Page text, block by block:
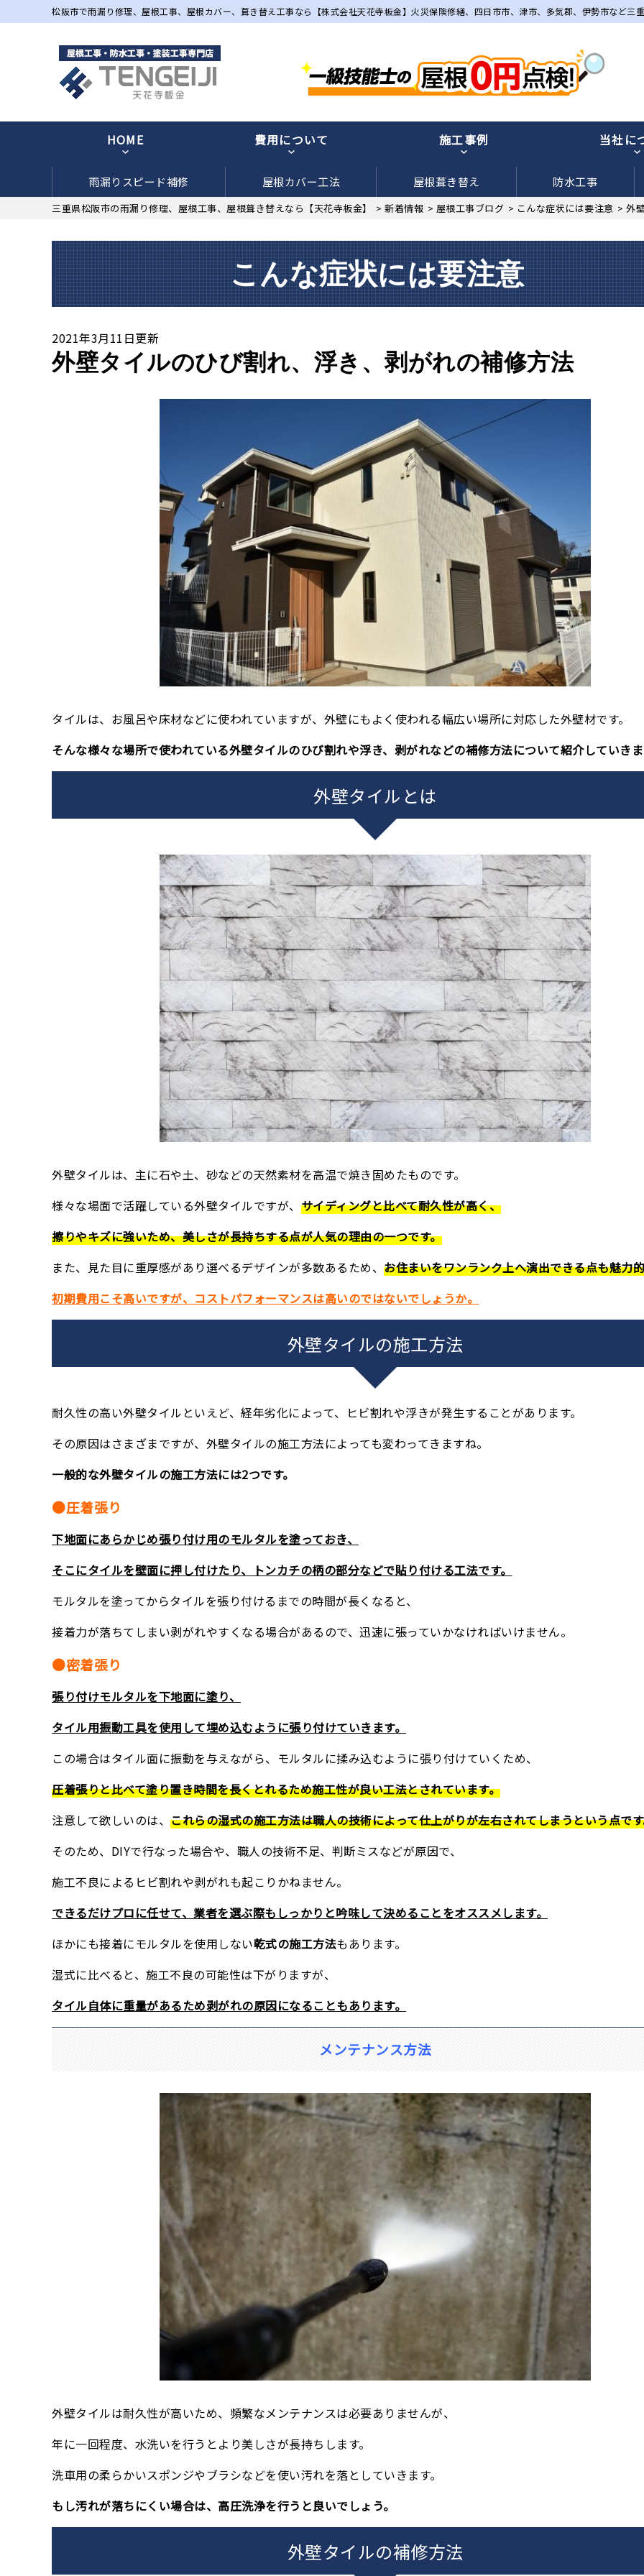
松阪市で雨漏り修理、屋根工事、屋根カバー、葺き替え工事なら【株式会社天花寺板金】火災保険修繕、四日市市、津市、多気郡、伊勢市など三
HOME 費用について 施工事例 当社に
雨漏りスピード補修 屋根カバー工法 屋根葺き替え 防水工事
三重県松阪市の雨漏り修理、屋根工事、屋根葺き替えなら【天花寺板金】 > 新着情報 > 屋根工事ブログ > こんな症状には要注意 > 外
こんな症状には要注意
2021年3月11日更新
外壁タイルのひび割れ、浮き、剥がれの補修方法
タイルは、お風呂や床材などに使われていますが、外壁にもよく使われる幅広い場所に対応した外壁材です。
そんな様々な場所で使われている外壁タイルのひび割れや浮き、剥がれなどの補修方法について紹介していき
外壁タイルとは
外壁タイルは、主に石や土、砂などの天然素材を高温で焼き固めたものです。
様々な場面で活躍している外壁タイルですが、 サイディングと比べて耐久性が高く、
擦りやキズに強いため、美しさが長持ちする点が人気の理由の一つです。
また、見た目に重厚感があり選べるデザインが多数あるため、 お住まいをワンランク上へ演出できる点も魅力
初期費用こそ高いですが、コストパフォーマンスは高いのではないでしょうか。
外壁タイルの施工方法
耐久性の高い外壁タイルといえど、経年劣化によって、ヒビ割れや浮きが発生することがあります。
その原因はさまざまですが、外壁タイルの施工方法によっても変わってきますね。
一般的な外壁タイルの施工方法には2つです。
●圧着張り
下地面にあらかじめ張り付け用のモルタルを塗っておき、
そこにタイルを壁面に押し付けたり、トンカチの柄の部分などで貼り付ける工法です。
モルタルを塗ってからタイルを張り付けるまでの時間が長くなると、
接着力が落ちてしまい剥がれやすくなる場合があるので、迅速に張っていかなければいけません。
●密着張り
張り付けモルタルを下地面に塗り、
タイル用振動工具を使用して埋め込むように張り付けていきます。
この場合はタイル面に振動を与えながら、モルタルに揉み込むように張り付けていくため、
圧着張りと比べて塗り置き時間を長くとれるため施工性が良い工法とされています。
注意して欲しいのは、 これらの湿式の施工方法は職人の技術によって仕上がりが左右されてしまうという点で
そのため、DIYで行なった場合や、職人の技術不足、判断ミスなどが原因で、
施工不良によるヒビ割れや剥がれも起こりかねません。
できるだけプロに任せて、業者を選ぶ際もしっかりと吟味して決めることをオススメします。
ほかにも接着にモルタルを使用しない乾式の施工方法もあります。
湿式に比べると、施工不良の可能性は下がりますが、
タイル自体に重量があるため剥がれの原因になることもあります。
メンテナンス方法
外壁タイルは耐久性が高いため、頻繁なメンテナンスは必要ありませんが、
年に一回程度、水洗いを行うとより美しさが長持ちします。
洗車用の柔らかいスポンジやブラシなどを使い汚れを落としていきます。
もし汚れが落ちにくい場合は、高圧洗浄を行うと良いでしょう。
外壁タイルの補修方法